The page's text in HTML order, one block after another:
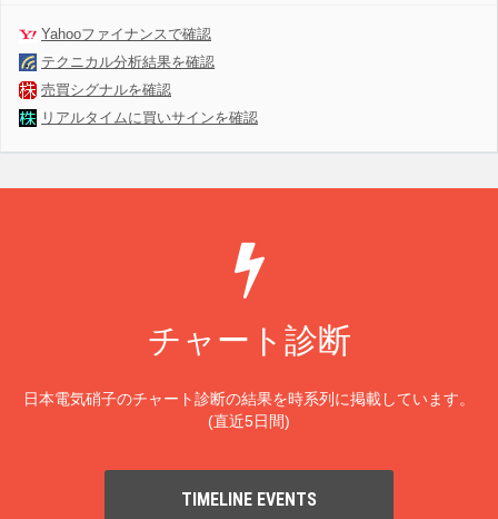
Yahooファイナンスで確認
テクニカル分析結果を確認
売買シグナルを確認
リアルタイムに買いサインを確認
チャート診断
日本電気硝子のチャート診断の結果を時系列に掲載しています。
(直近5日間)
TIMELINE EVENTS